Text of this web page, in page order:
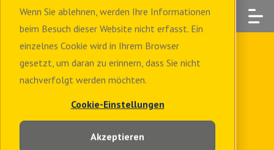
Wenn Sie ablehnen, werden Ihre Informationen
beim Besuch dieser Website nicht erfasst. Ein
einzelnes Cookie wird in Ihrem Browser
gesetzt, um daran zu erinnern, dass Sie nicht
nachverfolgt werden möchten.
Cookie-Einstellungen
Akzeptieren
SEO